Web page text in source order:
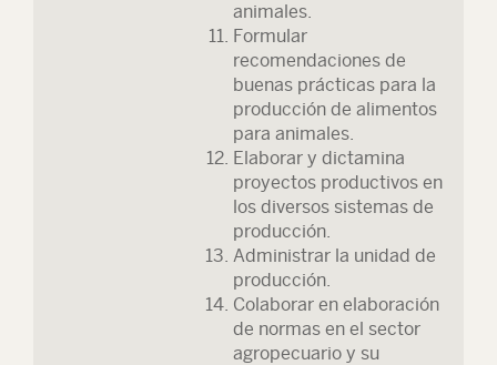
animales.
Formular
recomendaciones de
buenas prácticas para la
producción de alimentos
para animales.
Elaborar y dictamina
proyectos productivos en
los diversos sistemas de
producción.
Administrar la unidad de
producción.
Colaborar en elaboración
de normas en el sector
agropecuario y su